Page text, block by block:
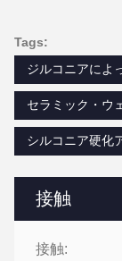
接触
接触:
Tags:
ジルコニアによ
セラミック・ウ
シルコニア硬化